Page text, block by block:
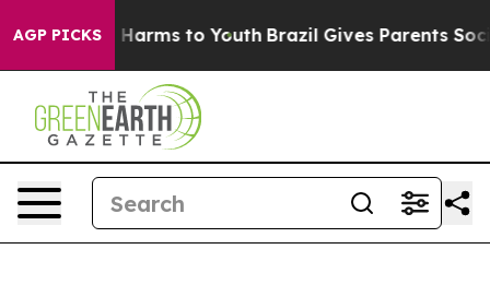
AGP PICKSHarms to Youth Brazil Gives Parents Social